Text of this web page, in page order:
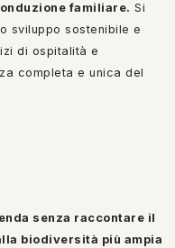
familiare. Si
sviluppo sostenibile e
di ospitalità e
completa e unica del
senza raccontare il
biodiversità più ampia